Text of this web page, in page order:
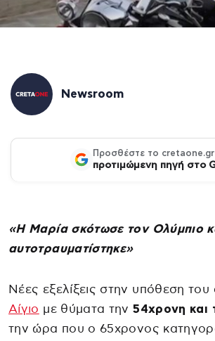
Newsroom
Προσθέστε το
προτιμώμενη πηγή στο
«Η Μαρία σκότωσε τον Ολύμπιο
αυτοτραυματίστηκε»
Νέες εξελίξεις στην υπόθεση του
Αίγιο με θύματα την 54χρονη και
την ώρα που ο 65χρονος